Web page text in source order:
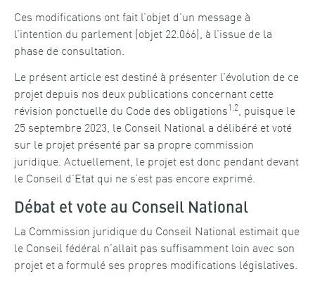
Ces modifications ont fait l’objet d’un message à
l’intention du parlement (objet 22.066), à l’issue de la
phase de consultation.
Le présent article est destiné à présenter l’évolution de ce
projet depuis nos deux publications concernant cette
révision ponctuelle du Code des obligations1,2, puisque le
25 septembre 2023, le Conseil National a délibéré et voté
sur le projet présenté par sa propre commission
juridique. Actuellement, le projet est donc pendant devant
le Conseil d’Etat qui ne s’est pas encore exprimé.
Débat et vote au Conseil National
La Commission juridique du Conseil National estimait que
le Conseil fédéral n’allait pas suffisamment loin avec son
projet et a formulé ses propres modifications législatives.